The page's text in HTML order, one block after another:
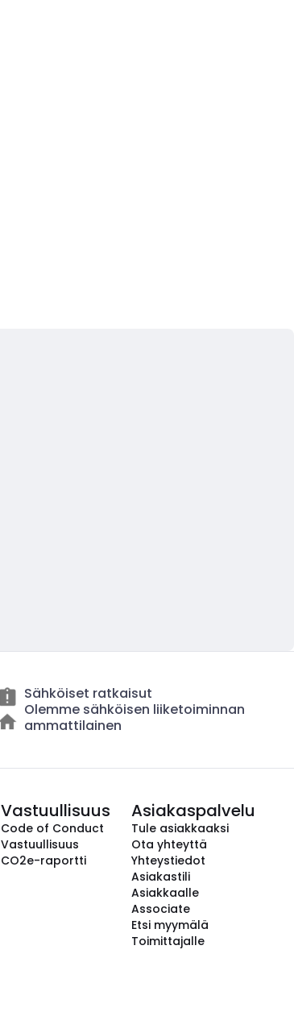
Sähköiset ratkaisut
Olemme sähköisen liiketoiminnan
ammattilainen
Vastuullisuus
Code of Conduct
Vastuullisuus
CO2e-raportti
Asiakaspalvelu
Tule asiakkaaksi
Ota yhteyttä
Yhteystiedot
Asiakastili
Asiakkaalle
Associate
Etsi myymälä
Toimittajalle